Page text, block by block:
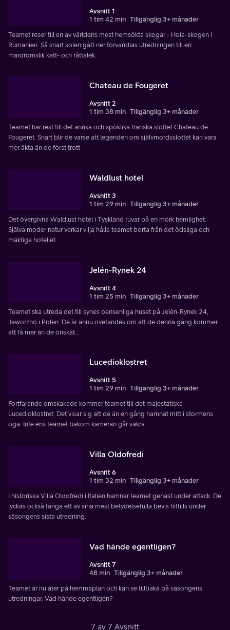
Avsnitt 1
1 tim 42 min Tillgänglig 3+ månader
Teamet reser till en av världens mest hemsökta skogar - Hoia-skogen i
Rumänien. Så snart solen gått ner förvandlas utredningen till en
mardrömslik katt- och råttalek.
Chateau de Fougeret
Avsnitt 2
1 tim 38 min Tillgänglig 3+ månader
Teamet har rest till det anrika och spöklika franska slottet Chateau de
Fougeret. Snart blir de varse att legenden om självmordsslottet kan vara
mer äkta än de först trott
Waldlust hotel
Avsnitt 3
1 tim 29 min Tillgänglig 3+ månader
Det övergivna Waldlust hotel i Tyskland ruvar på en mörk hemlighet.
Själva moder natur verkar vilja hålla teamet borta från det ödsliga och
mäktiga hotellet.
Jelén-Rynek 24
Avsnitt 4
1 tim 25 min Tillgänglig 3+ månader
Teamet ska utreda det till synes oansenliga huset på Jelén-Rynek 24,
Jaworzno i Polen. De är ännu ovetandes om att de denna gång kommer
att få mer än de önskat…
Lucedioklostret
Avsnitt 5
1 tim 29 min Tillgänglig 3+ månader
Fortfarande omskakade kommer teamet till det majestätiska
Lucedioklostret. Det visar sig att de än en gång hamnat mitt i stormens
öga. Inte ens teamet bakom kameran går säkra.
Villa Oldofredi
Avsnitt 6
1 tim 32 min Tillgänglig 3+ månader
I historiska Villa Oldofredi i Italien hamnar teamet genast under attack. De
lyckas också fånga ett av sina mest betydelsefulla bevis hittills under
säsongens sista utredning.
Vad hände egentligen?
Avsnitt 7
48 min Tillgänglig 3+ månader
Teamet är nu åter på hemmaplan och kan se tillbaka på säsongens
utredningar. Vad hände egentligen?
7 av 7 Avsnitt